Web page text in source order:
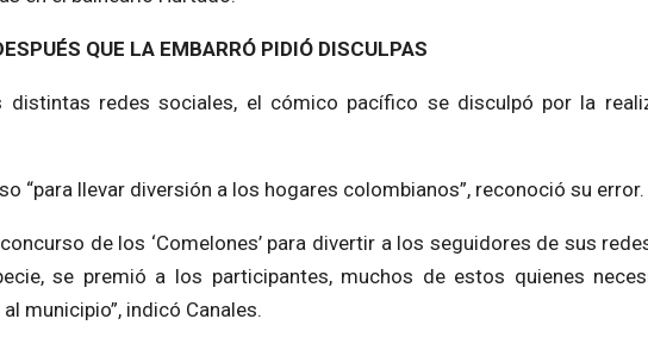
QUE LA EMBARRÓ PIDIÓ DISCULPAS
redes sociales, el cómico pacífico se disculpó por la
“para llevar diversión a los hogares colombianos”, reconoció su error.
de los ‘Comelones’ para divertir a los seguidores de sus
se premió a los participantes, muchos de estos quienes
municipio”, indicó Canales.